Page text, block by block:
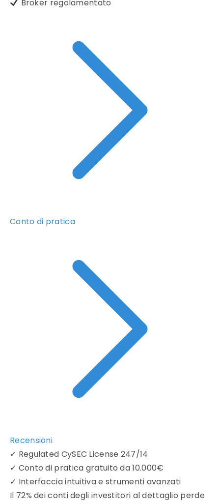
Broker regolamentato
Conto di pratica
Recensioni
✓ Regulated CySEC License 247/14
✓ Conto di pratica gratuito da 10.000€
✓ Interfaccia intuitiva e strumenti avanzati
Il 72% dei conti degli investitori al dettaglio perde